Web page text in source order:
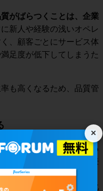
がばらつくことは、企業
新人や経験の浅いオペレ
、顧客ごとにサービス体
足度が低下してしまうた
も高くなるため、品質管
用や教育コストがかかる
ょう。
採用広告費や面接
、直接的・間接的に多く
での入れ替わりが常態化
×